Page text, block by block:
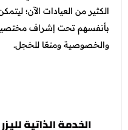
عروض الباطنة
عروض العظام
الكثير من العيادات الآن؛
بأنفسهم تحت إشراف
والخصوصية ومنعًا للخجل.